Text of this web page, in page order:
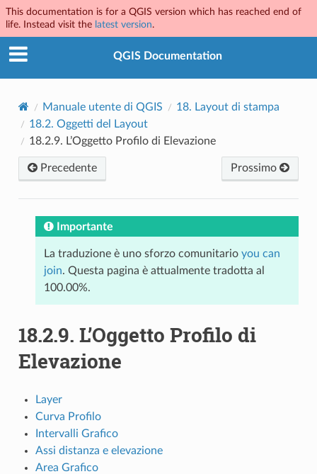
This documentation is for a QGIS version which has reached end of
life. Instead visit the latest version.
QGIS Documentation
Manuale utente di QGIS 18. Layout di stampa
18.2. Oggetti del Layout
18.2.9. L’Oggetto Profilo di Elevazione
Precedente Prossimo
Importante
La traduzione è uno sforzo comunitario you can
join. Questa pagina è attualmente tradotta al
100.00%.
18.2.9. L’Oggetto Profilo di
Elevazione
Layer
Curva Profilo
Intervalli Grafico
Assi distanza e elevazione
Area Grafico